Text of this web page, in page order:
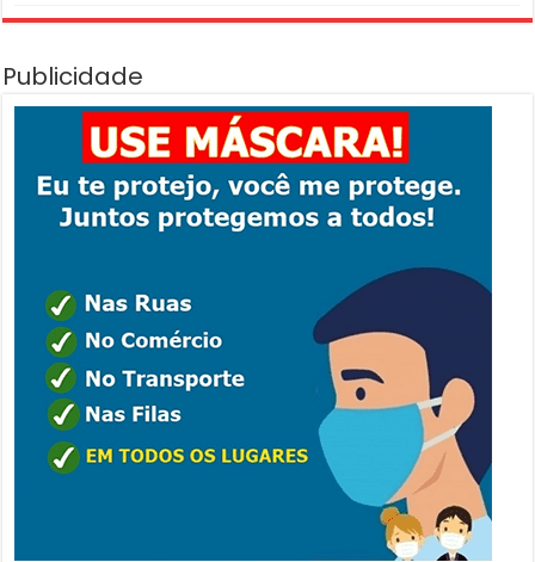
Publicidade